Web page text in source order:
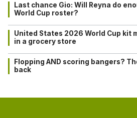
Last chance Gio: Will Reyna do
World Cup roster?
United States 2026 World Cup kit
in a grocery store
Flopping AND scoring bangers?
back